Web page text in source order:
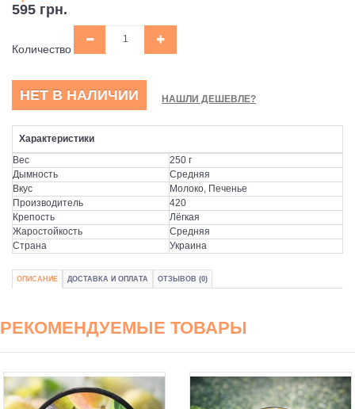
595 грн.
Количество
НЕТ В НАЛИЧИИ НАШЛИ ДЕШЕВЛЕ?
Характеристики
Вес
250 г
Дымность
Средняя
Вкус
Молоко, Печенье
Производитель
420
Крепость
Лёгкая
Жаростойкость
Средняя
Страна
Украина
ОПИСАНИЕ ДОСТАВКА И ОПЛАТА ОТЗЫВОВ (0)
РЕКОМЕНДУЕМЫЕ ТОВАРЫ